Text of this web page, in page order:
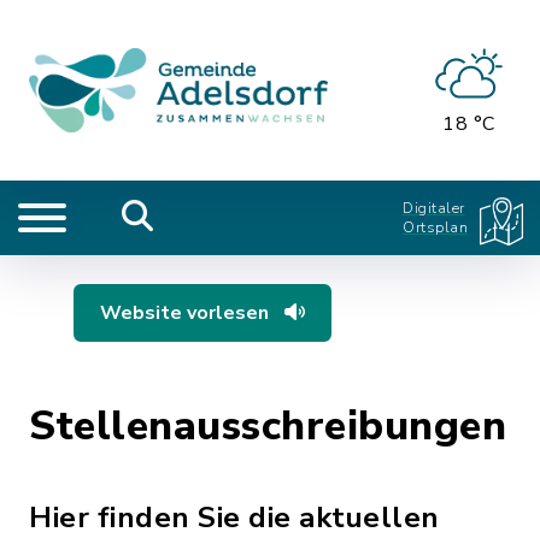
18 °C
Digitaler
Ortsplan
Website vorlesen
Stellenausschreibungen
Hier finden Sie die aktuellen